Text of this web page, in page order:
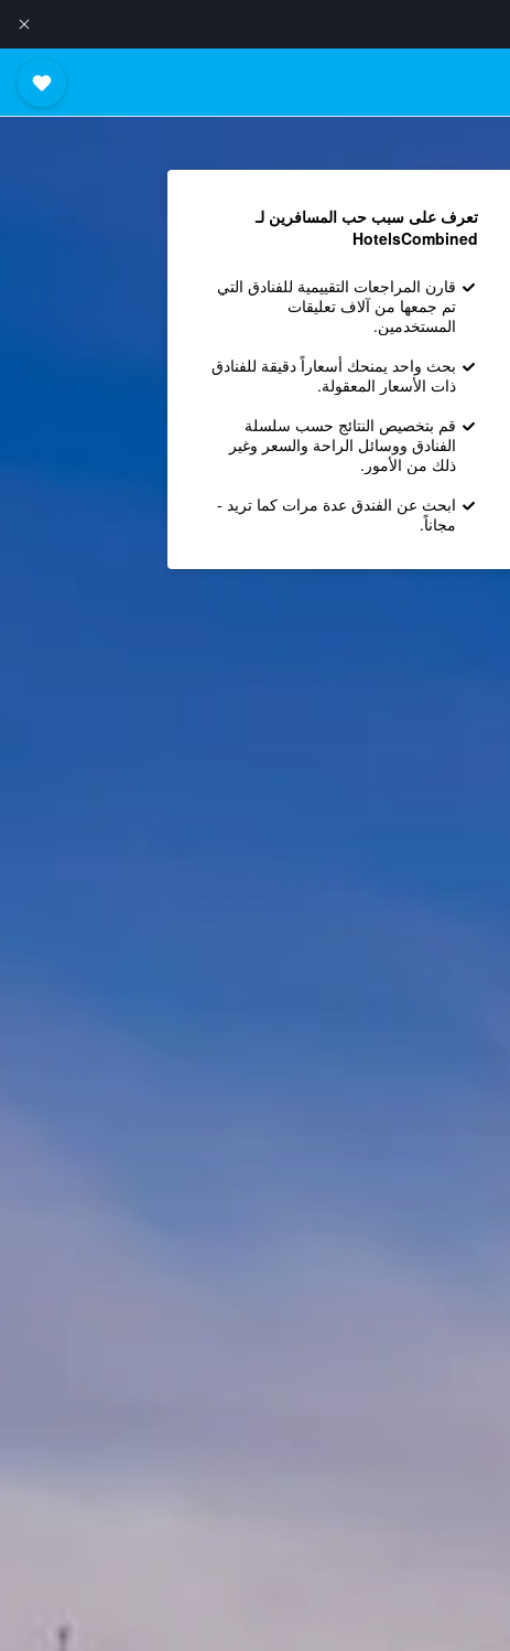
تعرف على سبب حب المسافرين لـ
HotelsCombined
قارن المراجعات التقييمية للفنادق التي
تم جمعها من آلاف تعليقات
المستخدمين.
بحث واحد يمنحك أسعاراً دقيقة للفنادق
ذات الأسعار المعقولة.
قم بتخصيص النتائج حسب سلسلة
الفنادق ووسائل الراحة والسعر وغير
ذلك من الأمور.
ابحث عن الفندق عدة مرات كما تريد -
مجاناً.